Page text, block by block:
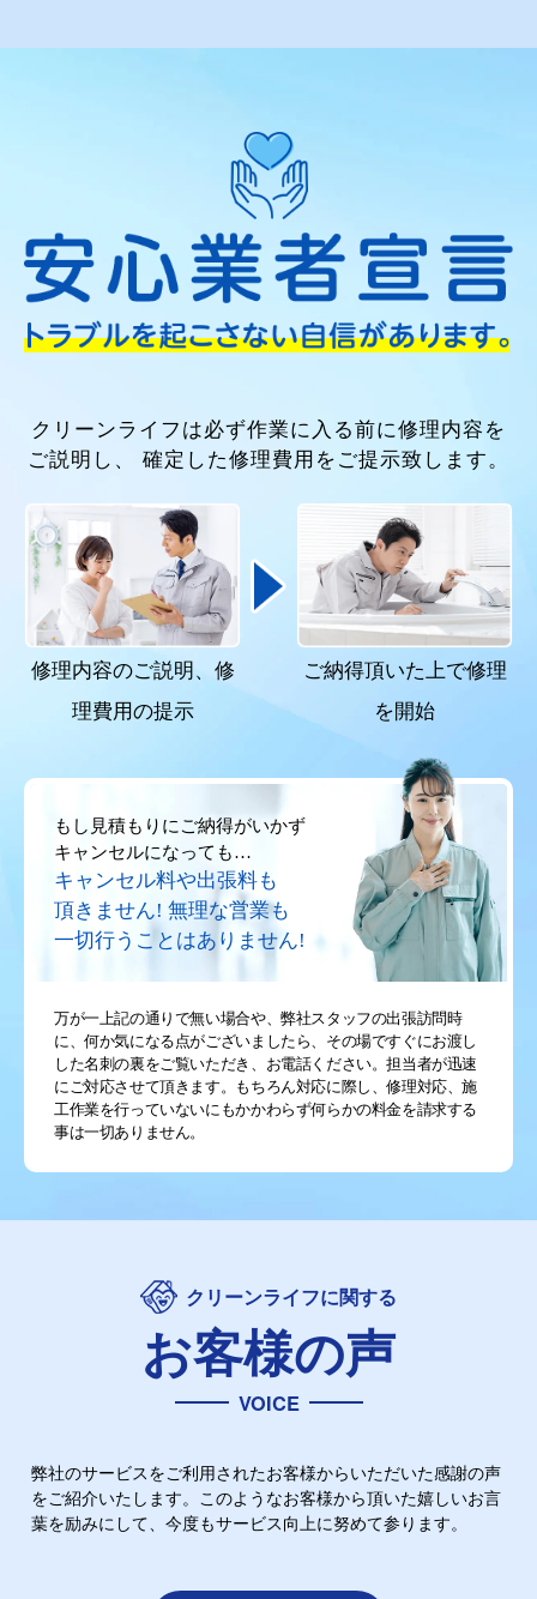
クリーンライフは必ず作業に入る前に修理内容を
ご説明し、
確定した修理費用をご提示致します。
修理内容のご説明、 修
理費用の提示
ご納得頂いた上で修理
を開始
もし見積もりにご納得がいかず
キャンセルになっても…
キャンセル料や出張料も
頂きません! 無理な営業も
一切行うことはありません!
万が一上記の通りで無い場合や、弊社スタッフの出張訪問時
に、何か気になる点がございましたら、その場ですぐにお渡し
した名刺の裏をご覧いただき、お電話ください。担当者が迅速
にご対応させて頂きます。もちろん対応に際し、修理対応、施
工作業を行っていないにもかかわらず何らかの料金を請求する
事は一切ありません。
クリーンライフに関する
お客様の声
VOICE
弊社のサービスをご利用されたお客様からいただいた感謝の声
をご紹介いたします。このようなお客様から頂いた嬉しいお言
葉を励みにして、今度もサービス向上に努めて参ります。